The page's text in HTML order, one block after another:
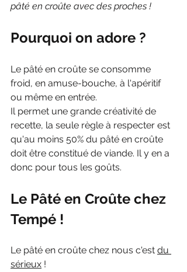
pâté en croûte avec des proches !
Pourquoi on adore ?
Le pâté en croûte se consomme
froid, en amuse-bouche, à l'apéritif
ou même en entrée.
Il permet une grande créativité de
recette, la seule règle à respecter est
qu'au moins 50% du pâté en croûte
doit être constitué de viande. Il y en a
donc pour tous les goûts.
Le Pâté en Croûte chez
Tempé !
Le pâté en croûte chez nous c'est du
sérieux !